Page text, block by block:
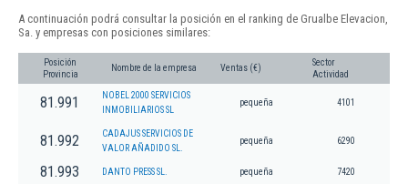
A continuación podrá consultar la posición en el ranking de Grualbe Elevacion,
Sa. y empresas con posiciones similares:
Posición
Provincia
Nombre de la empresa Ventas (€)
Sector
Actividad
81.991
NOBEL 2000 SERVICIOS
INMOBILIARIOS SL
pequeña 4101
81.992
CADAJUS SERVICIOS DE
VALOR AÑADIDO SL.
pequeña 6290
81.993 DANTO PRESS SL. pequeña 7420